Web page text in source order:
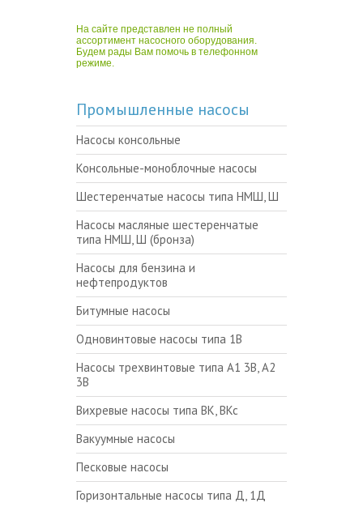
На сайте представлен не полный
ассортимент насосного оборудования.
Будем рады Вам помочь в телефонном
режиме.
Промышленные насосы
Насосы консольные
Консольные-моноблочные насосы
Шестеренчатые насосы типа НМШ, Ш
Насосы масляные шестеренчатые
типа НМШ, Ш (бронза)
Насосы для бензина и
нефтепродуктов
Битумные насосы
Одновинтовые насосы типа 1В
Насосы трехвинтовые типа А1 3В, А2
3В
Вихревые насосы типа ВК, ВКс
Вакуумные насосы
Песковые насосы
Горизонтальные насосы типа Д, 1Д